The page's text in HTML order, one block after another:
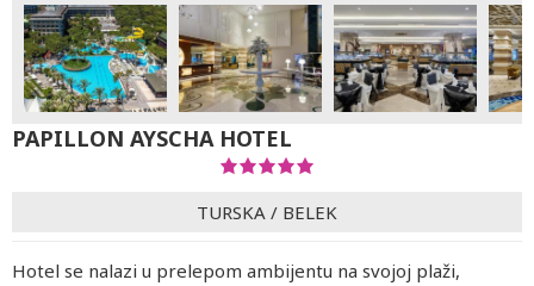
PAPILLON AYSCHA HOTEL
TURSKA / BELEK
Hotel se nalazi u prelepom ambijentu na svojoj plaži,